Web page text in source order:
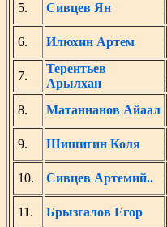
5. Сивцев Ян
6. Илюхин Артем
7.
Терентьев
Арылхан
8. Матаннанов Айаал
9. Шишигин Коля
10. Сивцев Артемий..
11. Брызгалов Егор